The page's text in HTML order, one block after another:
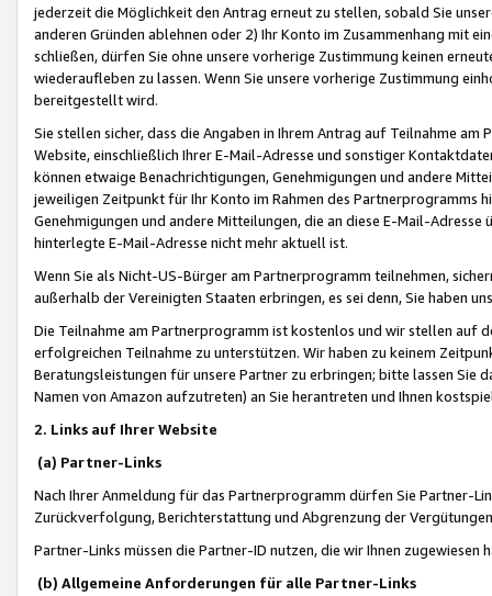
jederzeit die Möglichkeit den Antrag erneut zu stellen, sobald Sie
anderen Gründen ablehnen oder 2) Ihr Konto im Zusammenhang mit
schließen, dürfen Sie ohne unsere vorherige Zustimmung keinen
wiederaufleben zu lassen. Wenn Sie unsere vorherige Zustimmung
bereitgestellt wird.
Sie stellen sicher, dass die Angaben in Ihrem Antrag auf Teilnahme
Website, einschließlich Ihrer E-Mail-Adresse und sonstiger
können etwaige Benachrichtigungen, Genehmigungen und andere
jeweiligen Zeitpunkt für Ihr Konto im Rahmen des Partnerprogramms
Genehmigungen und andere Mitteilungen, die an diese E-Mail-
hinterlegte E-Mail-Adresse nicht mehr aktuell ist.
Wenn Sie als Nicht-US-Bürger am Partnerprogramm teilnehmen,
außerhalb der Vereinigten Staaten erbringen, es sei denn, Sie haben
Die Teilnahme am Partnerprogramm ist kostenlos und wir stellen auf
erfolgreichen Teilnahme zu unterstützen. Wir haben zu keinem
Beratungsleistungen für unsere Partner zu erbringen; bitte lassen Sie
Namen von Amazon aufzutreten) an Sie herantreten und Ihnen
2. Links auf Ihrer Website
(a) Partner-Links
Nach Ihrer Anmeldung für das Partnerprogramm dürfen Sie Partner-
Zurückverfolgung, Berichterstattung und Abgrenzung der
Partner-Links müssen die Partner-ID nutzen, die wir Ihnen zugewiesen
(b) Allgemeine Anforderungen für alle Partner-Links